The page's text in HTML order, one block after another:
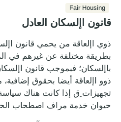
Fair Housing
قانون اإلسكان العادل
بطريقة مختلفة عن غيرهم في
باإلسكان؛ فبموجب قانون
ذوو اإلعاقة أيضا بحقوق
تجهيزات ِق إذا كانت هناك
حيوان خدمة مراف اصطحاب